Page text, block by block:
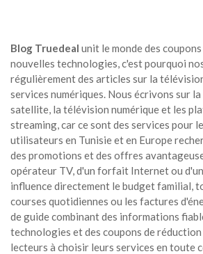
Blog Truedeal unit le monde des
nouvelles technologies, c'est pourquoi
régulièrement des articles sur la
services numériques. Nous écrivons sur
satellite, la télévision numérique et les
streaming, car ce sont des services pour
utilisateurs en Tunisie et en Europe
des promotions et des offres
opérateur TV, d'un forfait Internet ou
influence directement le budget familial,
courses quotidiennes ou les factures
de guide combinant des informations
technologies et des coupons de
lecteurs à choisir leurs services en toute